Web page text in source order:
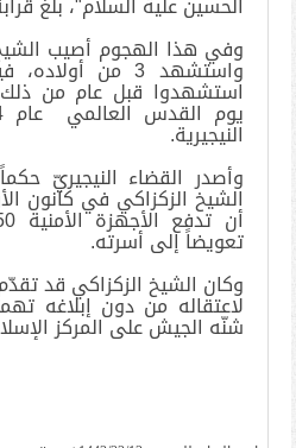
وفي هذا الهجوم أصيب الشيخ
استشهدوا قبل عام من
النيجيرية.
وأصدر القضاء النيجيريّ
تعويضاً إلى أسرته.
وكان الشيخ الزكزاكي قد
لاعتقاله من دون إبلاغه
شنّه الجيش على المركز